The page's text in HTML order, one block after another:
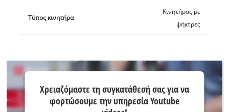
Τύπος κινητήρα
Κινητήρας με
ψήκτρες
ΧρειαζόμαστεΧρειαζόμαστε τη συγκατάθεσή σας για να
φορτώσουμε την υπηρεσία Youtube